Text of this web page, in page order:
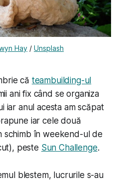
Hay / Unsplash
că teambuilding-ul
ani fix când se organiza
iar anul acesta am scăpat
iar cele două
schimb în weekend-ul de
peste Sun Challenge.
blestem, lucrurile s-au